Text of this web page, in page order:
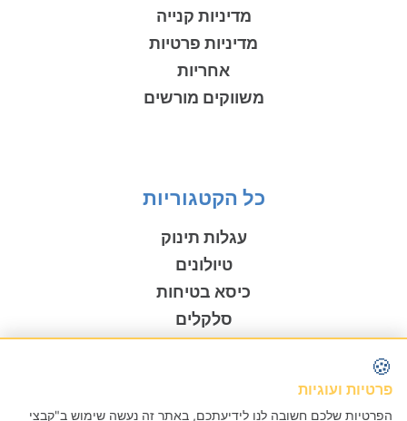
מדיניות קנייה
מדיניות פרטיות
אחריות
משווקים מורשים
כל הקטגוריות
עגלות תינוק
טיולונים
כיסא בטיחות
סלקלים
🍪
פרטיות ועוגיות
הפרטיות שלכם חשובה לנו לידיעתכם, באתר זה נעשה שימוש ב"קבצי